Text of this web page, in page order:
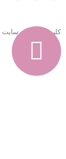
کلیه حقوق این